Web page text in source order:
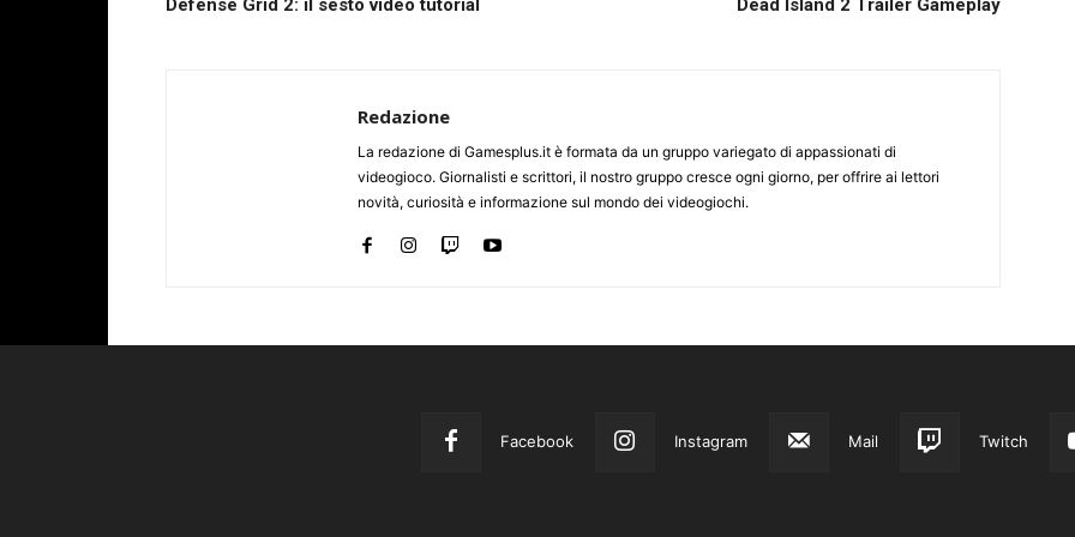
Redazione
La redazione di Gamesplus.it è formata da un gruppo variegato di appassionati di
videogioco. Giornalisti e scrittori, il nostro gruppo cresce ogni giorno, per offrire ai lettori
novità, curiosità e informazione sul mondo dei videogiochi.
Facebook Instagram Mail Twitch